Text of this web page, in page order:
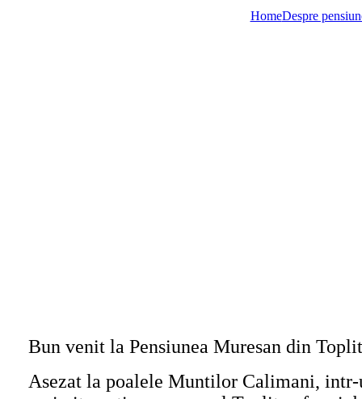
HomeDespre
Bun venit la Pensiunea Muresan din
Asezat la poalele Muntilor Calimani,